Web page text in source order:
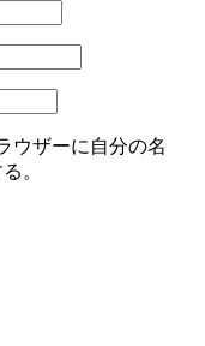
ウザーに自分の名
。